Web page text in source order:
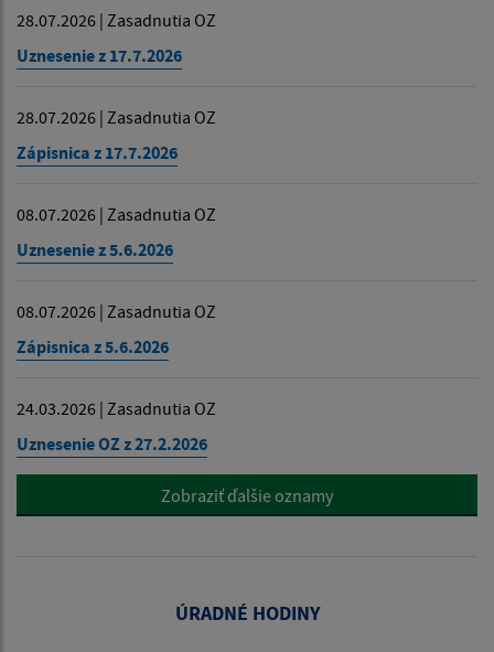
28.07.2026 | Zasadnutia OZ
Uznesenie z 17.7.2026
28.07.2026 | Zasadnutia OZ
Zápisnica z 17.7.2026
08.07.2026 | Zasadnutia OZ
Uznesenie z 5.6.2026
08.07.2026 | Zasadnutia OZ
Zápisnica z 5.6.2026
24.03.2026 | Zasadnutia OZ
Uznesenie OZ z 27.2.2026
Zobraziť ďalšie oznamy
ÚRADNÉ HODINY